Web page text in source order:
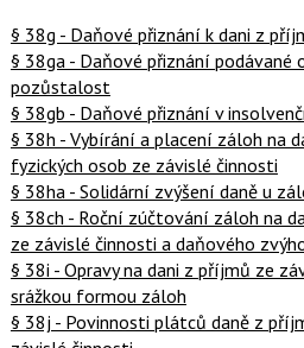
§ 38g - Daňové přiznání k dani z
§ 38ga - Daňové přiznání podávané
pozůstalost
§ 38gb - Daňové přiznání v
§ 38h - Vybírání a placení záloh na
fyzických osob ze závislé činnosti
§ 38ha - Solidární zvýšení daně u
§ 38ch - Roční zúčtování záloh na
ze závislé činnosti a daňového
§ 38i - Opravy na dani z příjmů ze
srážkou formou záloh
§ 38j - Povinnosti plátců daně z